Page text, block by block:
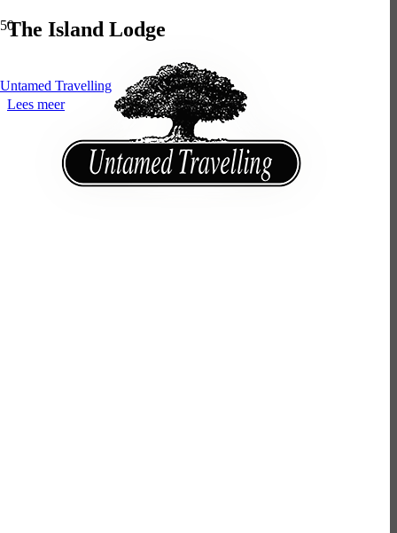
Untamed Travelling
The Island Lodge
Paradijs in de Mekong Delta
Lees meer